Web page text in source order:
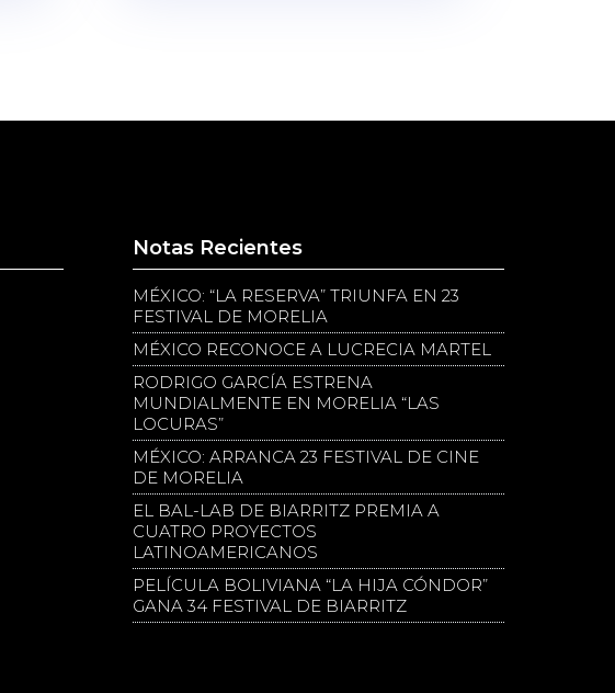
Notas Recientes
MÉXICO: “LA RESERVA” TRIUNFA EN 23
FESTIVAL DE MORELIA
MÉXICO RECONOCE A LUCRECIA MARTEL
RODRIGO GARCÍA ESTRENA
MUNDIALMENTE EN MORELIA “LAS
LOCURAS”
MÉXICO: ARRANCA 23 FESTIVAL DE CINE
DE MORELIA
EL BAL-LAB DE BIARRITZ PREMIA A
CUATRO PROYECTOS
LATINOAMERICANOS
PELÍCULA BOLIVIANA “LA HIJA CÓNDOR”
GANA 34 FESTIVAL DE BIARRITZ